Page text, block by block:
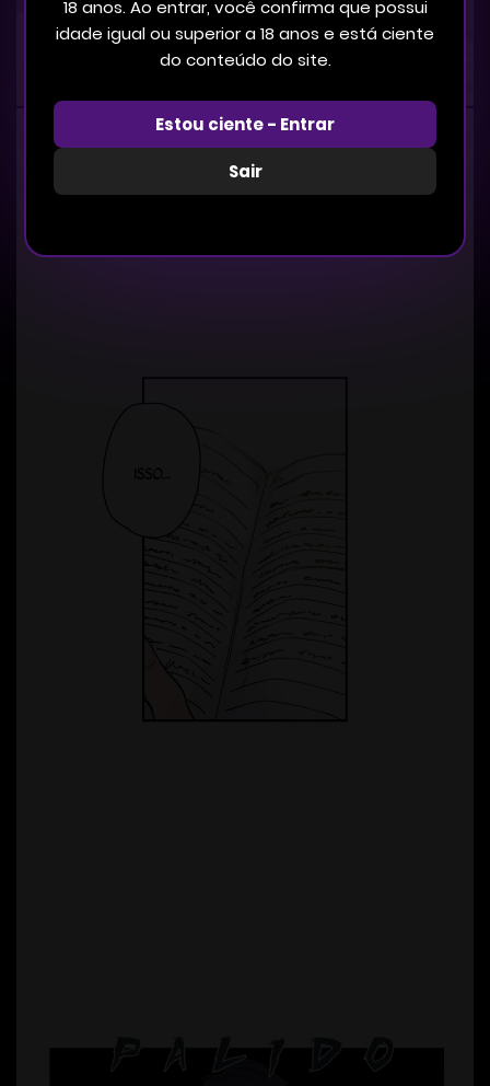
18 anos. Ao entrar, você confirma que possui
idade igual ou superior a 18 anos e está ciente
do conteúdo do site.
Estou ciente - Entrar
Sair